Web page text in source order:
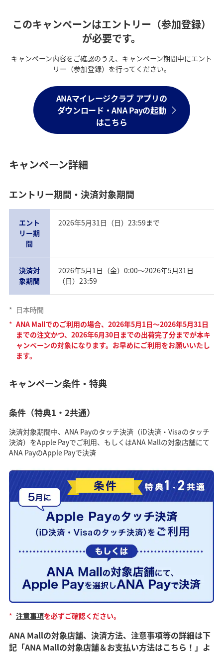
このキャンペーンはエントリー（参加登録）
が必要です。
キャンペーン内容をご確認のうえ、キャンペーン期間中にエント
リー（参加登録）を行ってください。
ANAマイレージクラブ アプリの
ダウンロード・ANA Payの起動
はこちら
キャンペーン詳細
エントリー期間・決済対象期間
エント
リー期
間
2026年5月31日（日）23:59まで
決済対
象期間
2026年5月1日（金）0:00〜2026年5月31日
（日）23:59
* 日本時間
* ANA Mallでのご利用の場合、2026年5月1日～2026年5月31日
までの注文かつ、2026年6月30日までの出荷完了分までが本キ
ャンペーンの対象になります。お早めにご利用をお願いいたし
ます。
キャンペーン条件・特典
条件（特典1・2共通）
決済対象期間中、ANA Payのタッチ決済（iD決済・Visaのタッチ
決済）をApple Payでご利用、もしくはANA Mallの対象店舗にて
ANA PayのApple Payで決済
* 注意事項を必ずご確認ください。
ANA Mallの対象店舗、決済方法、注意事項等の詳細は下
記「ANA Mallの対象店舗＆お支払い方法はこちら！」よ